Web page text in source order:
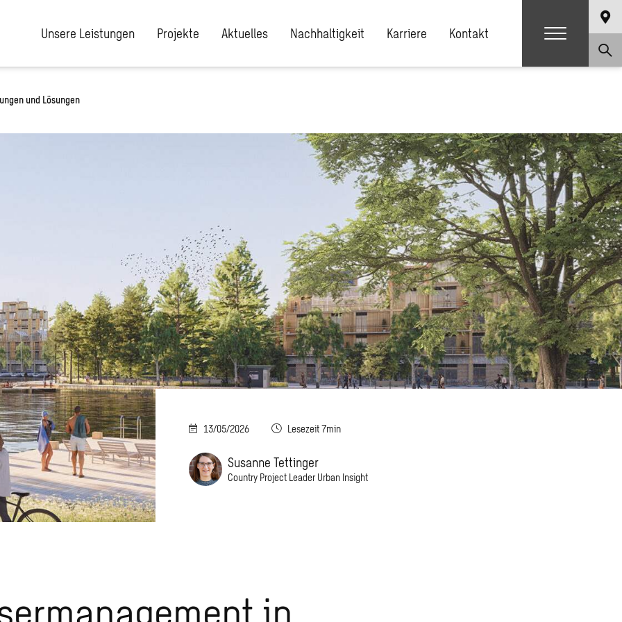
Unsere Leistungen Projekte Aktuelles Nachhaltigkeit Karriere Kontakt
und Lösungen
13/05/2026 Lesezeit 7min
Susanne Tettinger
Country Project Leader Urban Insight
in